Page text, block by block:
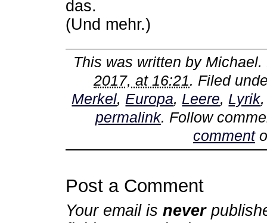
das.
(Und mehr.)
This was written by Michael.
2017, at 16:21. Filed
Merkel,Europa,Leere,Lyrik
permalink. Follow
comment
Post a Comment
Your email is never